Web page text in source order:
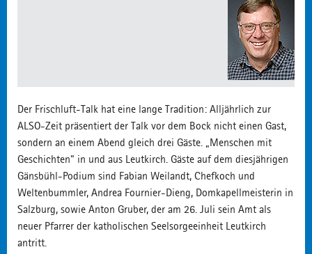
Der Frischluft-Talk hat eine lange Tradition: Alljährlich zur
ALSO-Zeit präsentiert der Talk vor dem Bock nicht einen Gast,
sondern an einem Abend gleich drei Gäste. „Menschen mit
Geschichten“ in und aus Leutkirch. Gäste auf dem diesjährigen
Gänsbühl-Podium sind Fabian Weilandt, Chefkoch und
Weltenbummler, Andrea Fournier-Dieng, Domkapellmeisterin in
Salzburg, sowie Anton Gruber, der am 26. Juli sein Amt als
neuer Pfarrer der katholischen Seelsorgeeinheit Leutkirch
antritt.